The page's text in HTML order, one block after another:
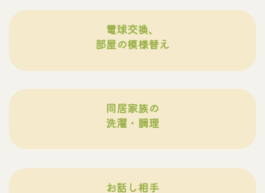
電球交換、
部屋の模様替え
同居家族の
洗濯・調理
お話し相手